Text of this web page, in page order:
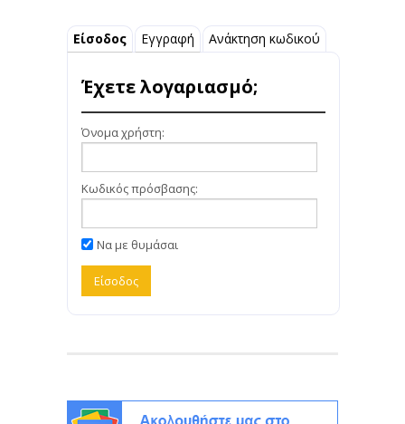
Είσοδος Εγγραφή Ανάκτηση κωδικού
Έχετε λογαριασμό;
Όνομα χρήστη:
Κωδικός πρόσβασης:
Να με θυμάσαι